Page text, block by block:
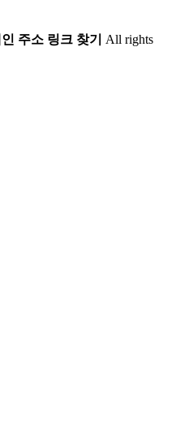
주소 링크 찾기 All rights